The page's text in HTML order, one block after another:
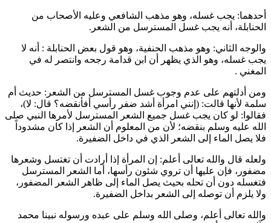
أحدهما: يجب غسله، وهو مذهب الشافعي وعليه الأصحاب من
الحنابلة، أنه يجب غسل المسترسل من الشعر.
والوجه الثاني: وهو مذهب الحنفية، وهو قول بعض الحنابلة : أنه لا
يجب غسله، وهو الذي يظهر أن ابن قدامة رجحه وانتصر له في
المغني .
ومن أدلتهم على عدم وجوب غسل المسترسل من الشعر: حديث أم
سلمة لأنها قالت: ( إنني امرأة أشد ضفر رأسي أفأنقضه؟ قال: لا)،
فقالوا: لو كان يجب غسل جميع الشعر المسترسل لأمرها النبي صلى
الله عليه وسلم بنقضه؛ لأن من المعلوم أن الشعر إذا كان مشدوداً
فلا يصل الماء إلى الشعر الذي في داخل الضفيرة.
ولعله قال والله تعالى أعلم: إن المرأة إذا أرادت أن تغتسل وشعرها
مضفور، فإن عليها أن تروي شئون رأسها، أما الشعر المسترسل
فتغسله دون أن تحله بحيث يصل الماء إلى ظاهر الشعر المضفور،
ولا يلزم أن توصله إلى الشعر بداخل الضفيرة.
والله تعالى أعلم، وصلى الله وسلم على عبده ورسوله نبينا محمد